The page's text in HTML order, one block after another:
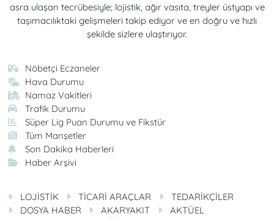
asra ulaşan tecrübesiyle; lojistik, ağır vasıta, treyler üstyapı ve
taşımacılıktaki gelişmeleri takip ediyor ve en doğru ve hızlı
şekilde sizlere ulaştırıyor.
Nöbetçi Eczaneler
Hava Durumu
Namaz Vakitleri
Trafik Durumu
Süper Lig Puan Durumu ve Fikstür
Tüm Manşetler
Son Dakika Haberleri
Haber Arşivi
LOJİSTİK TİCARİ ARAÇLAR
TEDARİKÇİLER
DOSYA HABER
AKARYAKIT
AKTÜEL